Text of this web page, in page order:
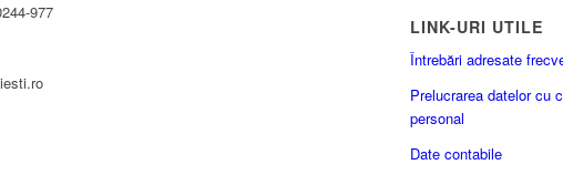
977
LINK-URI UTILE
Întrebări adresate
Prelucrarea datelor cu
personal
Date contabile